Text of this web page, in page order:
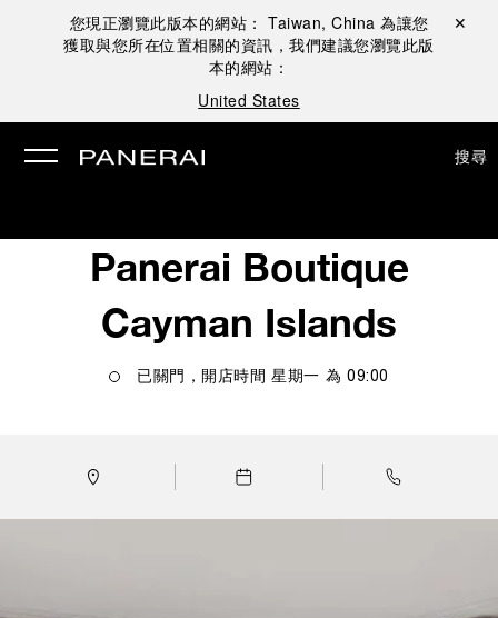
您現正瀏覽此版本的網站： Taiwan, China 為讓您
獲取與您所在位置相關的資訊，我們建議您瀏覽此版
本的網站：
United States
關閉 ✕
搜尋
Panerai Boutique
Cayman Islands
已關門，開店時間 星期一 為 09:00